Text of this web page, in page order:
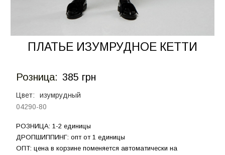
ПЛАТЬЕ ИЗУМРУДНОЕ КЕТТИ
Розница: 385 грн
Цвет:
изумрудный
04290-80
РОЗНИЦА: 1-2 единицы
ДРОПШИППИНГ: опт от 1 единицы
ОПТ: цена в корзине поменяется автоматически на